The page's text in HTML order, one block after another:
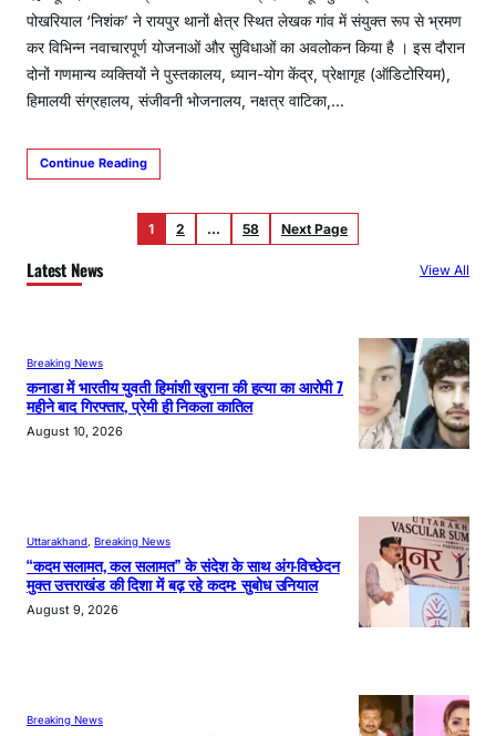
पोखरियाल ‘निशंक’ ने रायपुर थानों क्षेत्र स्थित लेखक गांव में संयुक्त रूप से भ्रमण
कर विभिन्न नवाचारपूर्ण योजनाओं और सुविधाओं का अवलोकन किया है । इस दौरान
दोनों गणमान्य व्यक्तियों ने पुस्तकालय, ध्यान-योग केंद्र, प्रेक्षागृह (ऑडिटोरियम),
हिमालयी संग्रहालय, संजीवनी भोजनालय, नक्षत्र वाटिका,…
Continue Reading
1 2 … 58 Next Page
Latest News View All
Breaking News
कनाडा में भारतीय युवती हिमांशी खुराना की हत्या का आरोपी 7
महीने बाद गिरफ्तार, प्रेमी ही निकला कातिल
August 10, 2026
Uttarakhand Breaking News
“कदम सलामत, कल सलामत” के संदेश के साथ अंग-विच्छेदन
मुक्त उत्तराखंड की दिशा में बढ़ रहे कदम: सुबोध उनियाल
August 9, 2026
Breaking News